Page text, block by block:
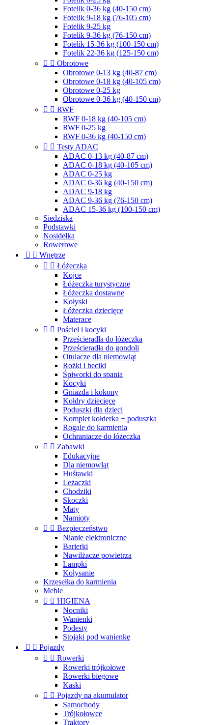
Fotelik 0-36 kg (40-150 cm)
Fotelik 9-18 kg (76-105 cm)
Fotelik 9-25 kg
Fotelik 9-36 kg (76-150 cm)
Fotelik 15-36 kg (100-150 cm)
Fotelik 22-36 kg (125-150 cm)
  Obrotowe
Obrotowe 0-13 kg (40-87 cm)
Obrotowe 0-18 kg (40-105 cm)
Obrotowe 0-25 kg
Obrotowe 0-36 kg (40-150 cm)
  RWF
RWF 0-18 kg (40-105 cm)
RWF 0-25 kg
RWF 0-36 kg (40-150 cm)
  Testy ADAC
ADAC 0-13 kg (40-87 cm)
ADAC 0-18 kg (40-105 cm)
ADAC 0-25 kg
ADAC 0-36 kg (40-150 cm)
ADAC 9-18 kg
ADAC 9-36 kg (76-150 cm)
ADAC 15-36 kg (100-150 cm)
Siedziska
Podstawki
Nosidełka
Rowerowe
  Wnętrze
  Łóżeczka
Kojce
Łóżeczka turystyczne
Łóżeczka dostawne
Kołyski
Łóżeczka dziecięce
Materace
  Pościel i kocyki
Prześcieradła do łóżeczka
Prześcieradła do gondoli
Otulacze dla niemowląt
Rożki i beciki
Śpiworki do spania
Kocyki
Gniazda i kokony
Kołdry dziecięce
Poduszki dla dzieci
Komplet kołderka + poduszka
Rogale do karmienia
Ochraniacze do łóżeczka
  Zabawki
Edukacyjne
Dla niemowląt
Huśtawki
Leżaczki
Chodziki
Skoczki
Maty
Namioty
  Bezpieczeństwo
Nianie elektroniczne
Barierki
Nawilżacze powietrza
Lampki
Kołysanie
Krzesełka do karmienia
Meble
  HIGIENA
Nocniki
Wanienki
Podesty
Stojaki pod wanienkę
  Pojazdy
  Rowerki
Rowerki trójkołowe
Rowerki biegowe
Kaski
  Pojazdy na akumulator
Samochody
Trójkołowce
Traktory